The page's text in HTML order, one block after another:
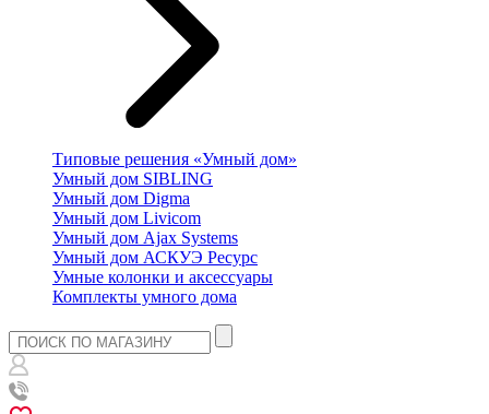
Типовые решения «Умный дом»
Умный дом SIBLING
Умный дом Digma
Умный дом Livicom
Умный дом Ajax Systems
Умный дом АСКУЭ Ресурс
Умные колонки и аксессуары
Комплекты умного дома